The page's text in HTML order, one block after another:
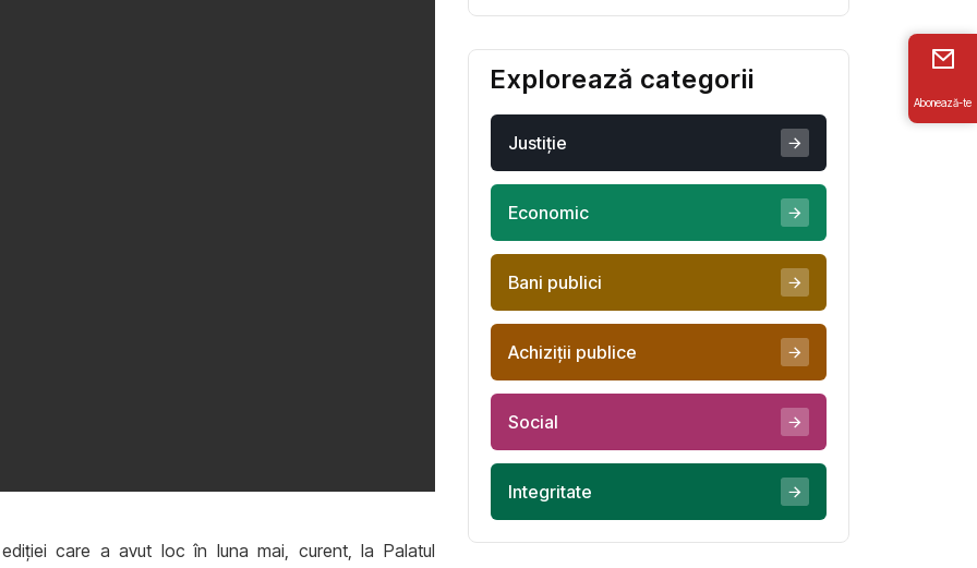
care a avut loc în luna mai, curent, la Palatul
Georgia nu se poate
Explorează categorii
Justiţie
Economic
Bani publici
Achiziţii publice
Social
Integritate
Abonează-te